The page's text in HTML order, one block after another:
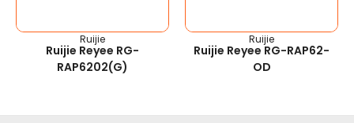
Ruijie
Ruijie Reyee RG-
RAP6202(G)
Ruijie
Ruijie Reyee RG-RAP62-
OD